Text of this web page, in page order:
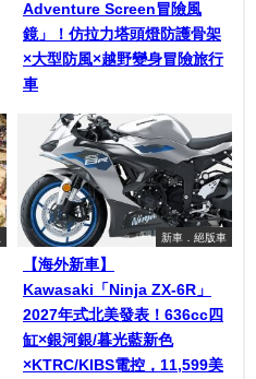
Adventure Screen冒險風
鏡」！仿拉力塔頭燈防護骨架
×大型防風×越野變身冒險旅行
車
新車．絕版車
【海外新車】
Kawasaki「Ninja ZX-6R」
2027年式北美發表！636cc四
缸×銀河銀/暮光藍新色
×KTRC/KIBS電控，11,599美